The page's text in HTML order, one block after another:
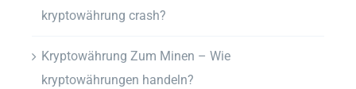
kryptowährung crash?
Kryptowährung Zum Minen – Wie
kryptowährungen handeln?